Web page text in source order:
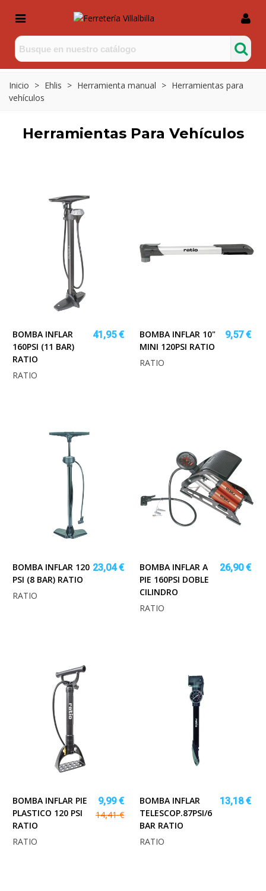
Inicio > Ehlis > Herramienta manual > Herramientas para
vehículos
Herramientas Para Vehículos
BOMBA INFLAR
160PSI (11 BAR)
RATIO
41,95 €
RATIO
BOMBA INFLAR 10"
MINI 120PSI RATIO
9,57 €
RATIO
BOMBA INFLAR 120
PSI (8 BAR) RATIO
23,04 €
RATIO
BOMBA INFLAR A
PIE 160PSI DOBLE
CILINDRO
26,90 €
RATIO
BOMBA INFLAR PIE
PLASTICO 120 PSI
RATIO
9,99 €
14,41 €
RATIO
BOMBA INFLAR
TELESCOP.87PSI/6
BAR RATIO
13,18 €
RATIO